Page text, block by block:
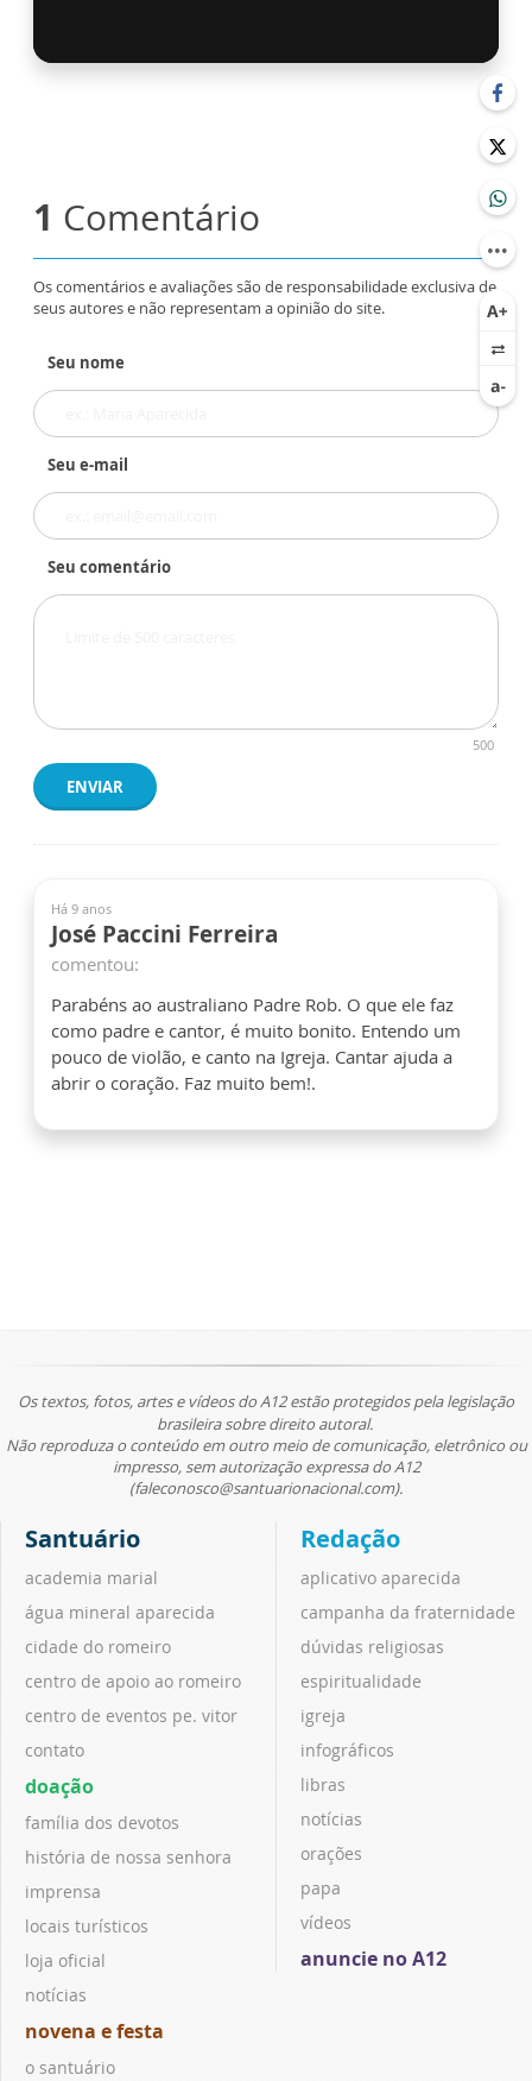
1 Comentário
Os comentários e avaliações são de responsabilidade exclusiva de
seus autores e não representam a opinião do site.
Seu nome
Seu e-mail
Seu comentário
500
ENVIAR
Há 9 anos
José Paccini Ferreira
comentou:
Parabéns ao australiano Padre Rob. O que ele faz
como padre e cantor, é muito bonito. Entendo um
pouco de violão, e canto na Igreja. Cantar ajuda a
abrir o coração. Faz muito bem!.
Os textos, fotos, artes e vídeos do A12 estão protegidos pela legislação
brasileira sobre direito autoral.
Não reproduza o conteúdo em outro meio de comunicação, eletrônico ou
impresso, sem autorização expressa do A12
(faleconosco@santuarionacional.com).
Santuário
academia marial
água mineral aparecida
cidade do romeiro
centro de apoio ao romeiro
centro de eventos pe. vitor
contato
doação
família dos devotos
história de nossa senhora
imprensa
locais turísticos
loja oficial
notícias
novena e festa
o santuário
Redação
aplicativo aparecida
campanha da fraternidade
dúvidas religiosas
espiritualidade
igreja
infográficos
libras
notícias
orações
papa
vídeos
anuncie no A12